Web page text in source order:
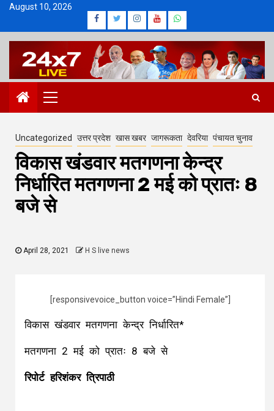
Skip
content
August 10, 2026
Facebook
Twitter
Instagram
Youtube
Whatsapp
Primary
Menu
Uncategorized उत्तर प्रदेश खास खबर जागरूकता देवरिया पंचायत चुनाव
विकास खंडवार मतगणना केन्द्र
निर्धारित मतगणना 2 मई को प्रातः 8
बजे से
April 28, 2021 H S live news
[responsivevoice_button voice=”Hindi Female”]
विकास खंडवार मतगणना केन्द्र निर्धारित*
मतगणना 2 मई को प्रातः 8 बजे से
रिपोर्ट हरिशंकर त्रिपाठी